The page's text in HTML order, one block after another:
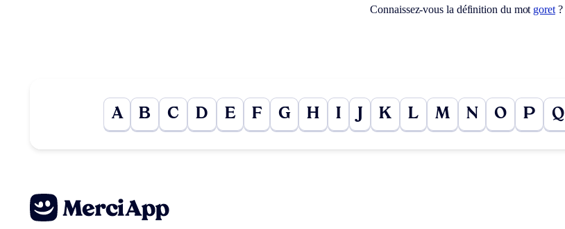
Connaissez-vous la définition du mot goret?
A B C D E F G H I J K L M N O P Q